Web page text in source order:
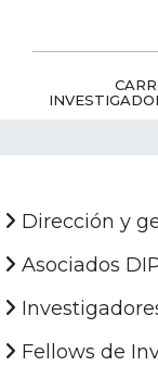
Dirección y
Asociados
Fellows de